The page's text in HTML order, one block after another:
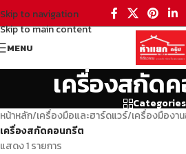
Skip to navigation
Skip to main content
MENU
เครื่องสกัด
Categories
หน้าหลัก/เครื่องมือและฮาร์ดแวร์/เครื่องมืองา
เครื่องสกัดคอนกรีต
แสดง 1 รายการ